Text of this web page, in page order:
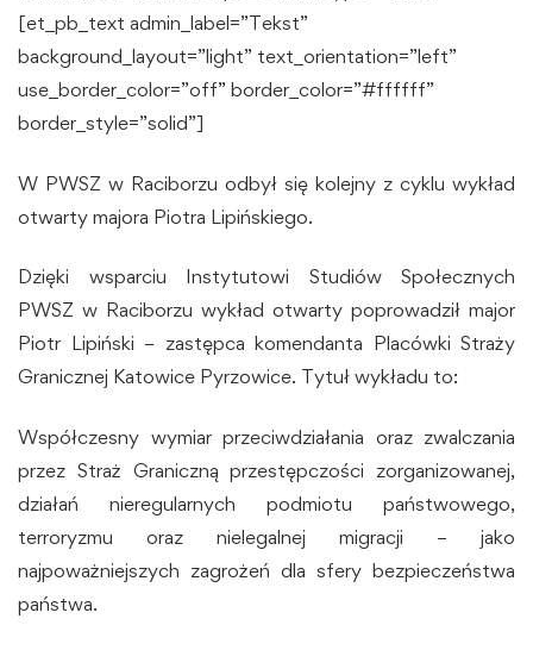
[et_pb_text admin_label=”Tekst”
background_layout=”light” text_orientation=”left”
use_border_color=”off” border_color=”#ffffff”
border_style=”solid”]
W PWSZ w Raciborzu odbył się kolejny z cyklu wykład
otwarty majora Piotra Lipińskiego.
Dzięki wsparciu Instytutowi Studiów Społecznych
PWSZ w Raciborzu wykład otwarty poprowadził major
Piotr Lipiński – zastępca komendanta Placówki Straży
Granicznej Katowice Pyrzowice. Tytuł wykładu to:
Współczesny wymiar przeciwdziałania oraz zwalczania
przez Straż Graniczną przestępczości zorganizowanej,
działań nieregularnych podmiotu państwowego,
terroryzmu oraz nielegalnej migracji – jako
najpoważniejszych zagrożeń dla sfery bezpieczeństwa
państwa.